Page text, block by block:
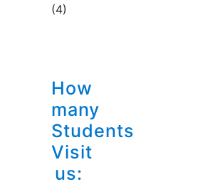
(4)
How
many
Students
Visit
us: